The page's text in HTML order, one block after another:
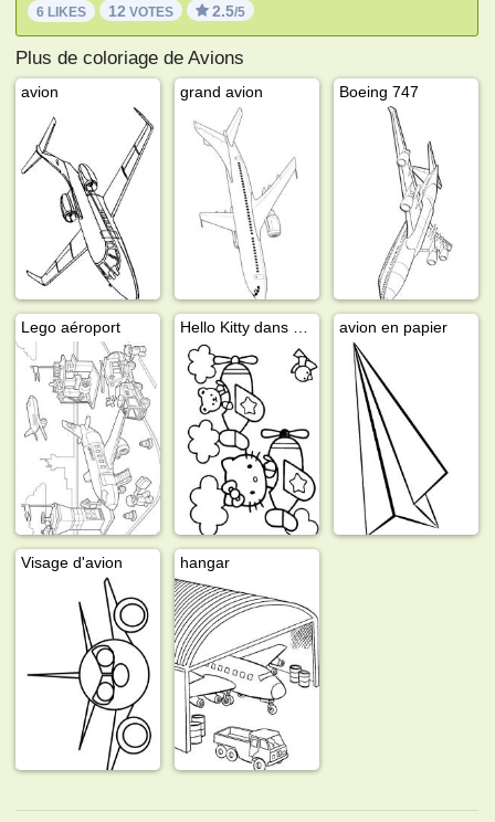
6 LIKES 12 VOTES 2.5/5
Plus de coloriage de Avions
avion grand avion Boeing 747
Lego aéroport avion en papier
Visage d'avion hangar